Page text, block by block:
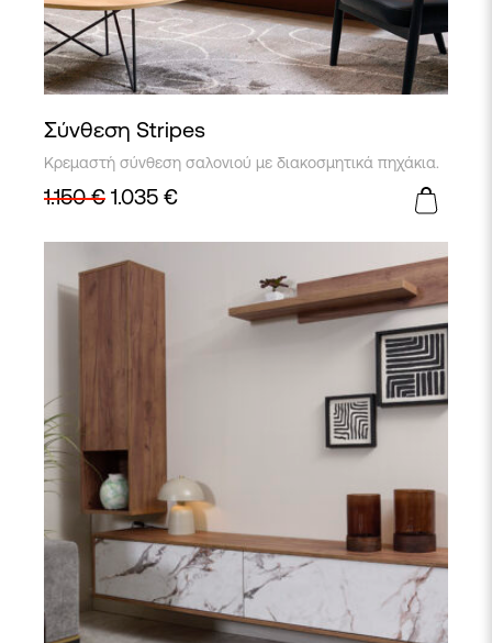
Σύνθεση Stripes
Κρεμαστή σύνθεση σαλονιού με διακοσμητικά πηχάκια.
1.150€ 1.035 €